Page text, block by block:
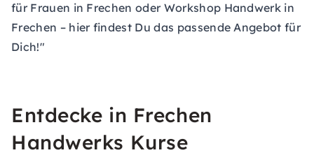
für Frauen in Frechen oder Workshop Handwerk in
Frechen – hier findest Du das passende Angebot für
Dich!"
Entdecke in Frechen
Handwerks Kurse